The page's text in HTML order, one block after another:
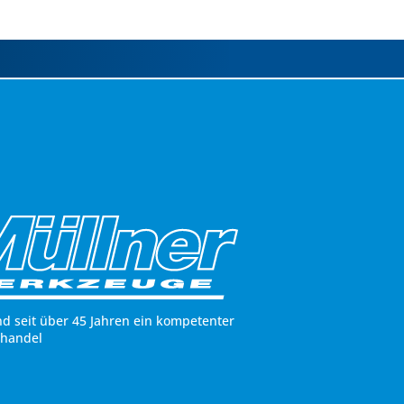
seit über 45 Jahren ein kompetenter